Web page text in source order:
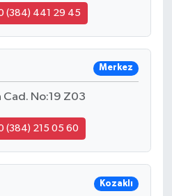
(384) 441 29 45
Merkez
Cad. No:19 Z03
(384) 215 05 60
Kozaklı